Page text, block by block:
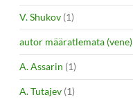
V. Shukov (1)
autor määratlemata (vene)
A. Assarin (1)
A. Tutajev (1)